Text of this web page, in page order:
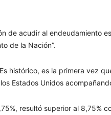
de acudir al endeudamiento
de la Nación”.
histórico, es la primera vez
Estados Unidos
resultó superior al 8,75%